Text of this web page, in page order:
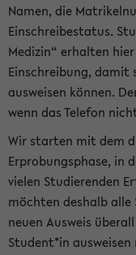
Namen, die
Einschreibestatus.
Medizin“ erhalten
Einschreibung, damit
ausweisen können.
wenn das Telefon
Wir starten mit dem
Erprobungsphase, in
vielen Studierenden
möchten deshalb
neuen Ausweis
Student*in